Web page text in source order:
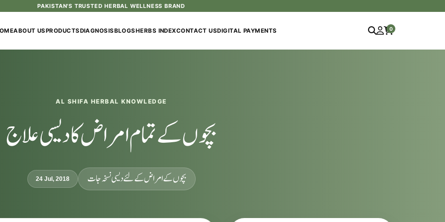
PAKISTAN'S TRUSTED HERBAL WELLNESS BRAND
ABOUT USPRODUCTSDIAGNOSISBLOGSHERBS INDEXCONTACT USDIGITAL PAYMENTS 0
AL SHIFA HERBAL KNOWLEDGE
بچوں کے تمام امراض کا دیسی علاج
24 Jul, 2018 بچوں کے امراض کے لئے دیسی نسخہ جات